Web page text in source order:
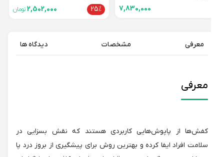
7,830,000
25%
2,502,000تومان
معرفی مشخصات دیدگاه ها
معرفی
کفش‌ها از پاپوش‌هایی کاربردی هستند که نقش بسزایی در
سلامت افراد ایفا کرده و بهترین روش برای پیشگیری از بروز درد پا